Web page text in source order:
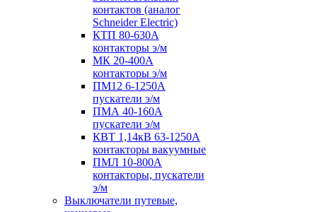
контактов (аналог
Schneider Electric)
КТП 80-630А
контакторы э/м
МК 20-400А
контакторы э/м
ПМ12 6-1250А
пускатели э/м
ПМА 40-160А
пускатели э/м
КВТ 1,14кВ 63-1250А
контакторы вакуумные
ПМЛ 10-800А
контакторы, пускатели
э/м
Выключатели путевые,